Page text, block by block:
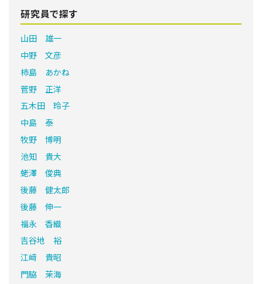
研究員で探す
山田 雄一
中野 文彦
柿島 あかね
菅野 正洋
五木田 玲子
中島 泰
牧野 博明
池知 貴大
蛯澤 俊典
後藤 健太郎
後藤 伸一
福永 香織
吉谷地 裕
江﨑 貴昭
門脇 茉海